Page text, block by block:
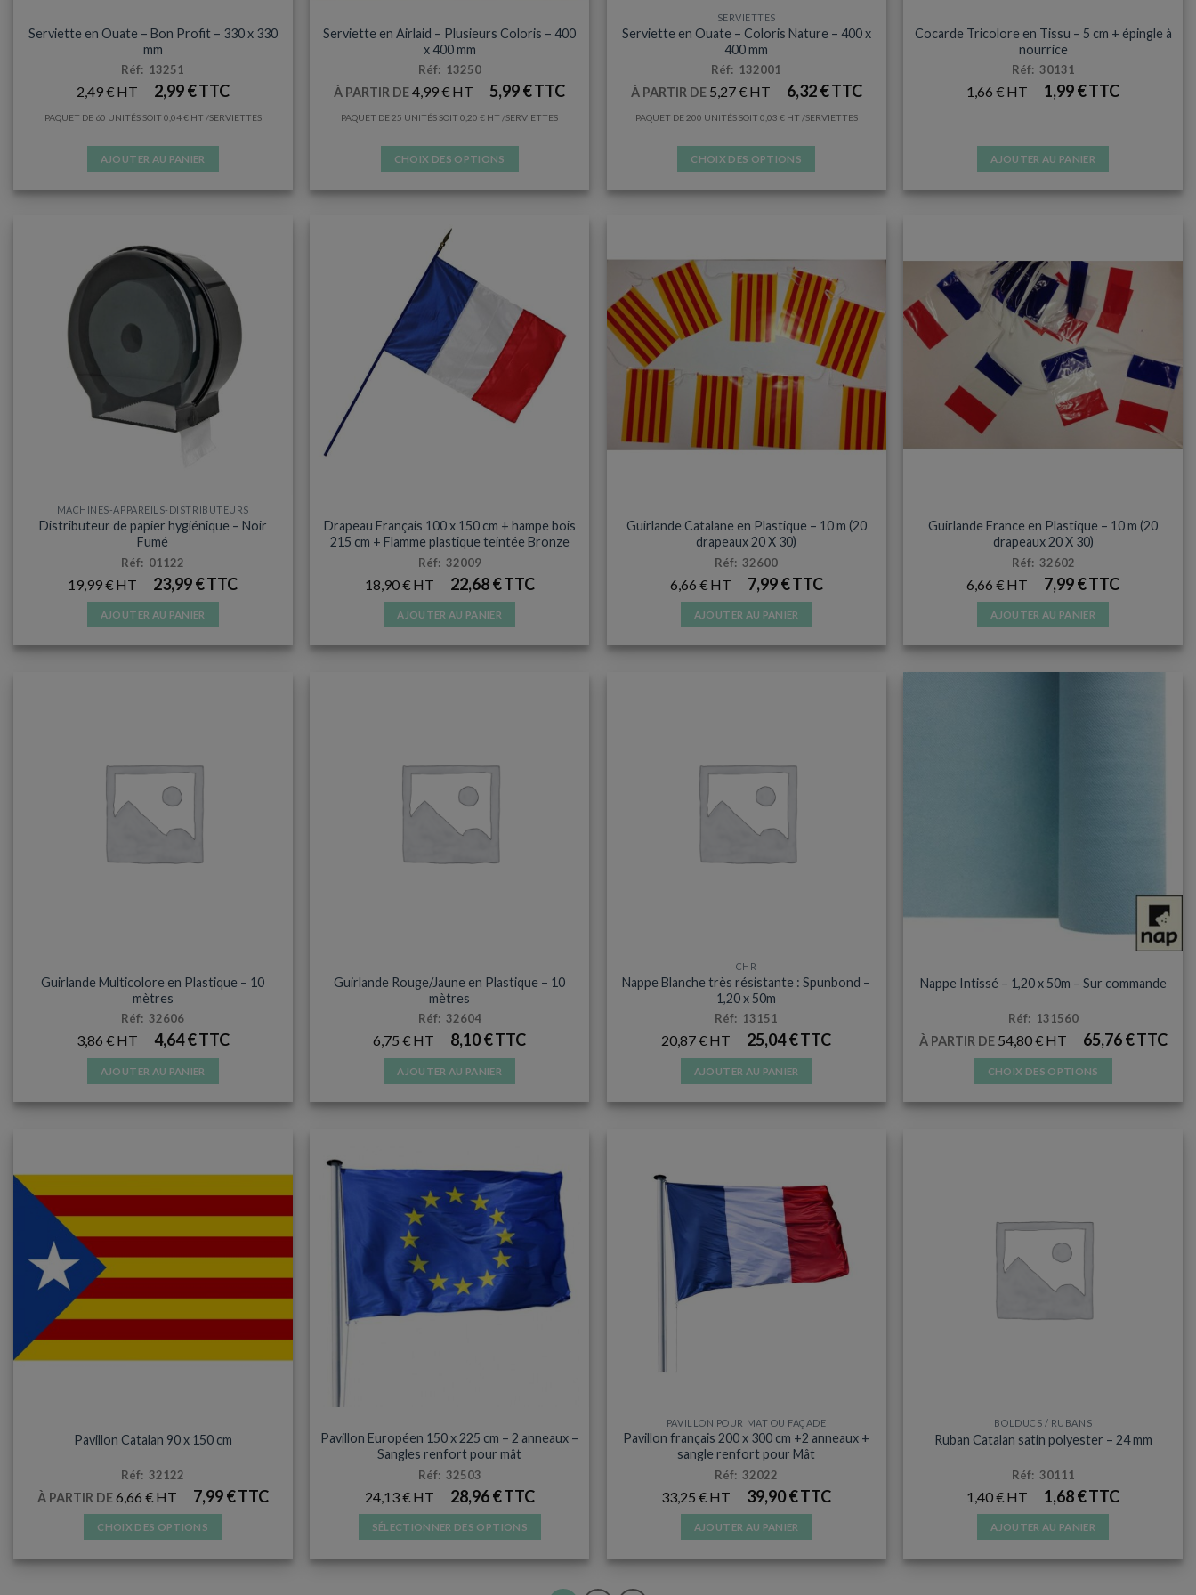
Serviette en Ouate – Bon Profit – 330 x 330
mm
Réf: 13251
2,49€ 2,99€
PAQUET DE 60 UNITÉS SOIT 0,04€ /SERVIETTES
AJOUTER AU PANIER
Serviette en Airlaid – Plusieurs Coloris – 400
x 400 mm
Réf: 13250
À PARTIR DE4,99€ 5,99€
PAQUET DE 25 UNITÉS SOIT 0,20€ /SERVIETTES
CHOIX DES OPTIONS
plusieurs
variations.
Les
options
peuvent
choisies
SERVIETTES
Serviette en Ouate – Coloris Nature – 400 x
400 mm
Réf: 132001
À PARTIR DE 5,27€ 6,32€
PAQUET DE 200 UNITÉS SOIT 0,03 € /SERVIETTES
CHOIX DES OPTIONS
variations.
options
peuvent
être
sur
page
du
Cocarde Tricolore en Tissu – 5 cm + épingle à
nourrice
Réf: 30131
1,66€ 1,99€
AJOUTER AU PANIER
MACHINES-APPAREILS-DISTRIBUTEURS
Distributeur de papier hygiénique – Noir
Fumé
Réf: 01122
19,99€ 23,99€
AJOUTER AU PANIER
Drapeau Français 100 x 150 cm + hampe bois
215 cm + Flamme plastique teintée Bronze
Réf: 32009
18,90€ 22,68€
AJOUTER AU PANIER
Guirlande Catalane en Plastique – 10 m (20
drapeaux 20 X 30)
Réf: 32600
6,66 € 7,99€
AJOUTER AU PANIER
Guirlande France en Plastique – 10 m (20
drapeaux 20 X 30)
Réf: 32602
6,66€ 7,99€
AJOUTER AU PANIER
Guirlande Multicolore en Plastique – 10
mètres
Réf: 32606
3,86 € 4,64€
AJOUTER AU PANIER
Guirlande Rouge/Jaune en Plastique – 10
mètres
Réf: 32604
6,75€ 8,10€
AJOUTER AU PANIER
CHR
Nappe Blanche très résistante : Spunbond –
1,20 x 50m
Réf: 13151
20,87€ 25,04€
AJOUTER AU PANIER
Nappe Intissé – 1,20 x 50m – Sur commande
Réf: 131560
À PARTIR DE 54,80€ 65,76€
CHOIX DES OPTIONS
être
choisies
la
Pavillon Catalan 90 x 150 cm
Réf: 32122
À PARTIR DE6,66 € 7,99€
CHOIX DES OPTIONS
Pavillon Européen 150 x 225 cm – 2 anneaux –
Sangles renfort pour mât
Réf: 32503
24,13€ 28,96€
SÉLECTIONNER DES OPTIONS
PAVILLON POUR MAT OU FAÇADE
Pavillon français 200 x 300 cm +2 anneaux +
sangle renfort pour Mât
Réf: 32022
33,25€ 39,90€
AJOUTER AU PANIER
BOLDUCS / RUBANS
Ruban Catalan satin polyester – 24 mm
Réf: 30111
1,40€ 1,68€
AJOUTER AU PANIER